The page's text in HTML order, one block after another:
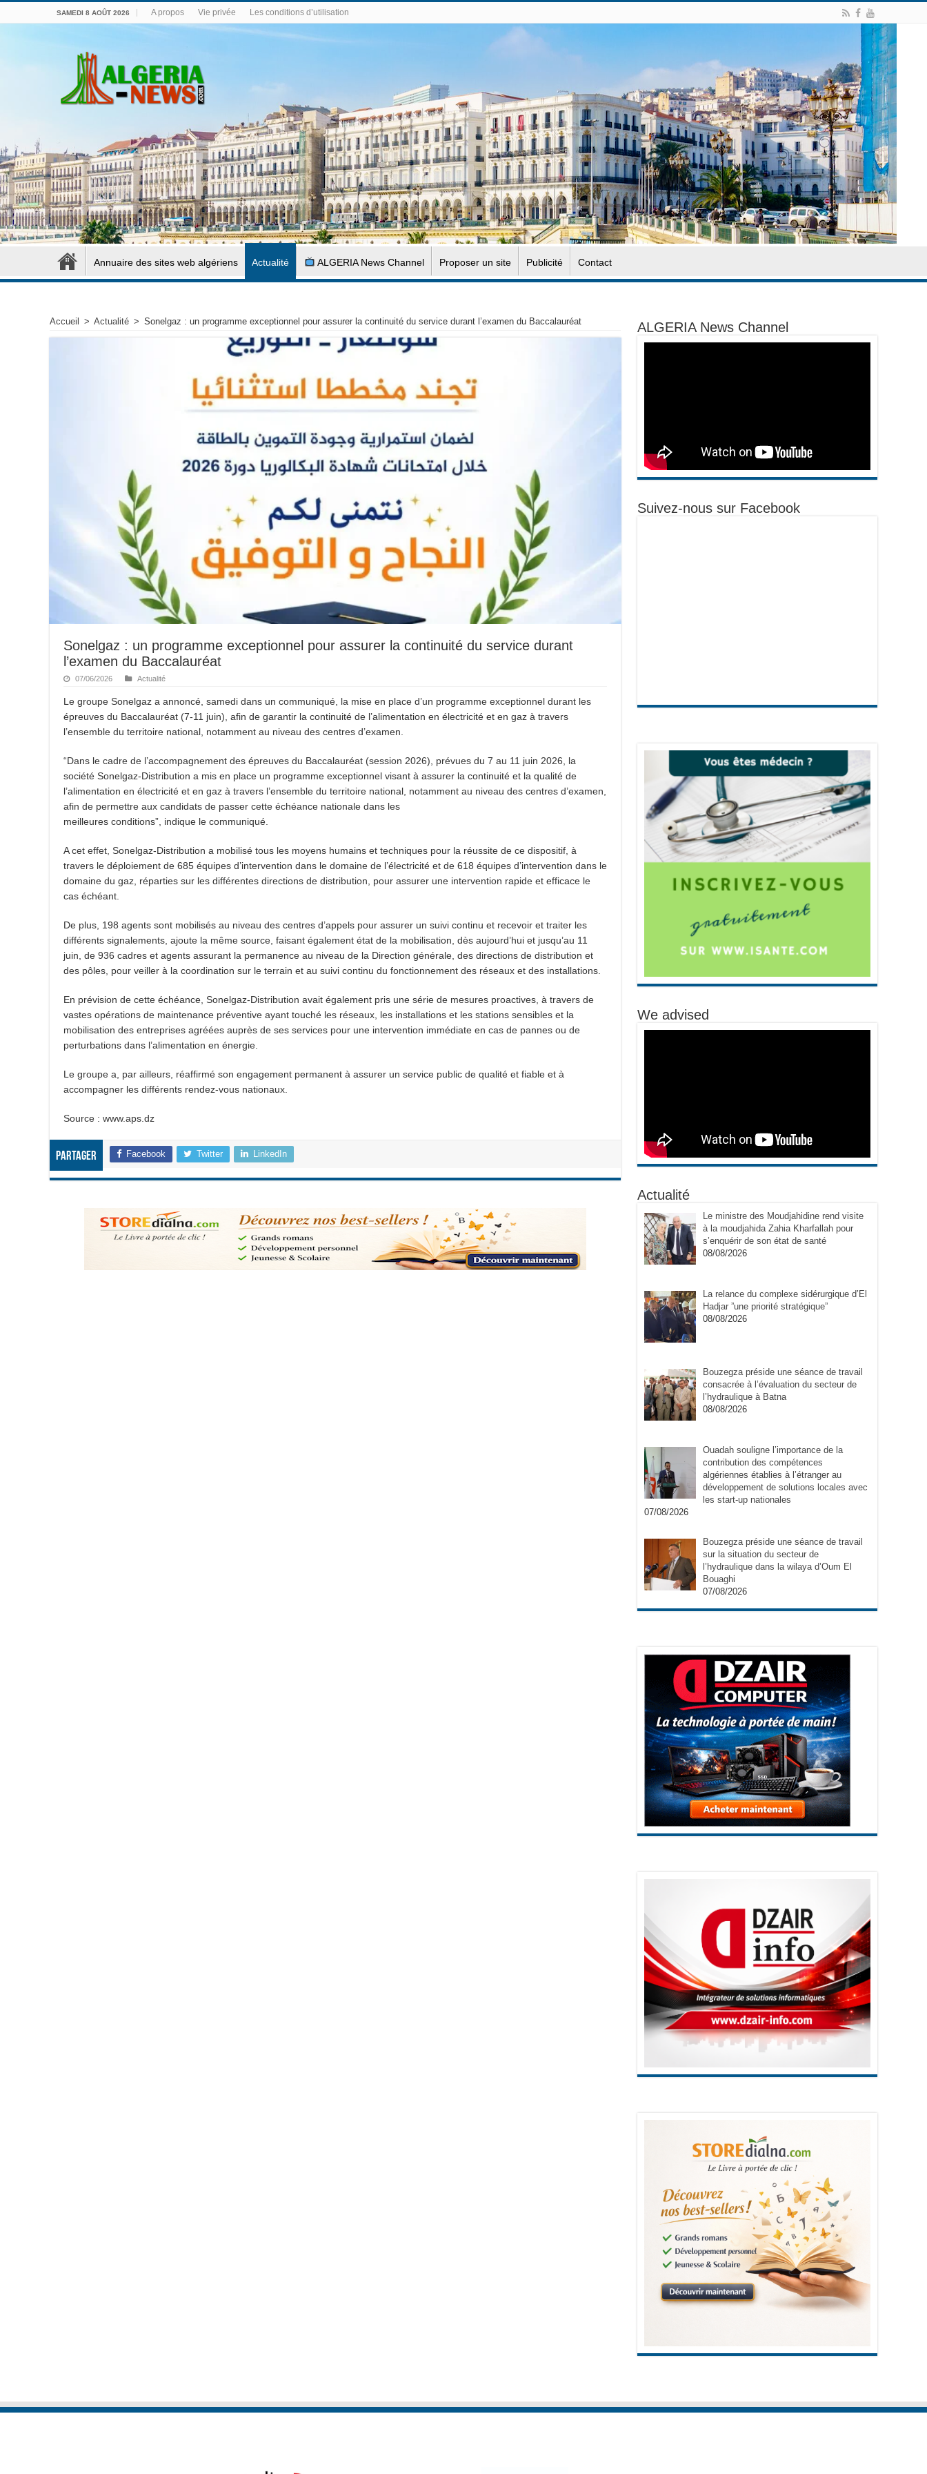
SAMEDI 8 AOÛT 2026 A propos Vie privée Les conditions d’utilisation
Annuaire des sites web algériens Actualité ALGERIA News Channel Proposer un site Publicité Contact
Accueil > Actualité > Sonelgaz : un programme exceptionnel pour assurer la continuité du service durant l’examen du Baccalauréat
Sonelgaz : un programme exceptionnel pour assurer la continuité du service durant
l’examen du Baccalauréat
07/06/2026 Actualité
Le groupe Sonelgaz a annoncé, samedi dans un communiqué, la mise en place d’un programme exceptionnel durant les
épreuves du Baccalauréat (7-11 juin), afin de garantir la continuité de l’alimentation en électricité et en gaz à travers
l’ensemble du territoire national, notamment au niveau des centres d’examen.
“Dans le cadre de l’accompagnement des épreuves du Baccalauréat (session 2026), prévues du 7 au 11 juin 2026, la
société Sonelgaz-Distribution a mis en place un programme exceptionnel visant à assurer la continuité et la qualité de
l’alimentation en électricité et en gaz à travers l’ensemble du territoire national, notamment au niveau des centres d’examen,
afin de permettre aux candidats de passer cette échéance nationale dans les
meilleures conditions”, indique le communiqué.
A cet effet, Sonelgaz-Distribution a mobilisé tous les moyens humains et techniques pour la réussite de ce dispositif, à
travers le déploiement de 685 équipes d’intervention dans le domaine de l’électricité et de 618 équipes d’intervention dans le
domaine du gaz, réparties sur les différentes directions de distribution, pour assurer une intervention rapide et efficace le
cas échéant.
De plus, 198 agents sont mobilisés au niveau des centres d’appels pour assurer un suivi continu et recevoir et traiter les
différents signalements, ajoute la même source, faisant également état de la mobilisation, dès aujourd’hui et jusqu’au 11
juin, de 936 cadres et agents assurant la permanence au niveau de la Direction générale, des directions de distribution et
des pôles, pour veiller à la coordination sur le terrain et au suivi continu du fonctionnement des réseaux et des installations.
En prévision de cette échéance, Sonelgaz-Distribution avait également pris une série de mesures proactives, à travers de
vastes opérations de maintenance préventive ayant touché les réseaux, les installations et les stations sensibles et la
mobilisation des entreprises agréées auprès de ses services pour une intervention immédiate en cas de pannes ou de
perturbations dans l’alimentation en énergie.
Le groupe a, par ailleurs, réaffirmé son engagement permanent à assurer un service public de qualité et fiable et à
accompagner les différents rendez-vous nationaux.
Source : www.aps.dz
Partager Facebook Twitter LinkedIn
ALGERIA News Channel
Suivez-nous sur Facebook
We advised
Actualité
Le ministre des Moudjahidine rend visite
à la moudjahida Zahia Kharfallah pour
s’enquérir de son état de santé
08/08/2026
La relance du complexe sidérurgique d’El
Hadjar ”une priorité stratégique”
08/08/2026
Bouzegza préside une séance de travail
consacrée à l’évaluation du secteur de
l’hydraulique à Batna
08/08/2026
Ouadah souligne l’importance de la
contribution des compétences
algériennes établies à l’étranger au
développement de solutions locales avec
les start-up nationales
07/08/2026
Bouzegza préside une séance de travail
sur la situation du secteur de
l’hydraulique dans la wilaya d’Oum El
Bouaghi
07/08/2026